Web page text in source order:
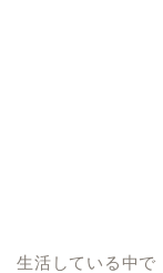
生活している中で